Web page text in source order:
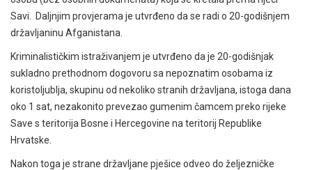
Savi. Daljnjim provjerama je utvrđeno da se radi o 20-godišnjem
državljaninu Afganistana.
Kriminalističkim istraživanjem je utvrđeno da je 20-godišnjak
sukladno prethodnom dogovoru sa nepoznatim osobama iz
koristoljublja, skupinu od nekoliko stranih državljana, istoga dana
oko 1 sat, nezakonito prevezao gumenim čamcem preko rijeke
Save s teritorija Bosne i Hercegovine na teritorij Republike
Hrvatske.
Nakon toga je strane državljane pješice odveo do željezničke